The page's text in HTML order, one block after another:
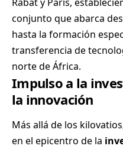
conjunto que abarca
hasta la formación
transferencia de
norte de África.
Impulso a la
la innovación
Más allá de los
en el epicentro de la